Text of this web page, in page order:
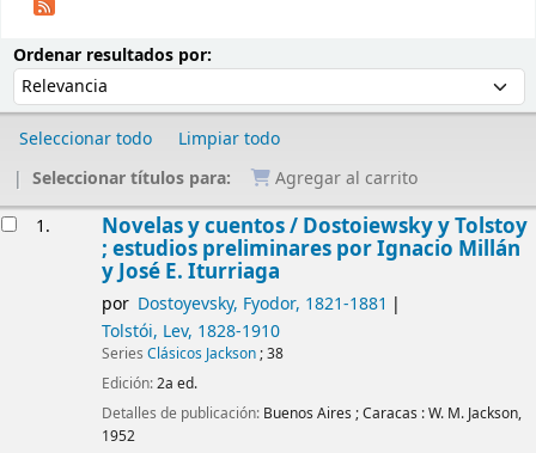
Ordenar resultados por:
Seleccionar todo
Limpiar todo
Seleccionar títulos para:
Agregar al carrito
1. Novelas y cuentos / Dostoiewsky y Tolstoy
; estudios preliminares por Ignacio Millán
y José E. Iturriaga
por Dostoyevsky, Fyodor, 1821-1881
Tolstói, Lev, 1828-1910
Series Clásicos Jackson; 38
Edición:2a ed.
Detalles de publicación: Buenos Aires ; Caracas :W. M. Jackson,
1952